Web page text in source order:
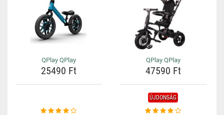
QPlay QPlay
25490 Ft
QPlay QPlay
47590 Ft
ÚJDONSÁG